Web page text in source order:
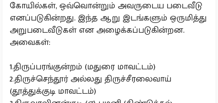
கோயில்கள், ஒவ்வொன்றும் அவருடைய படைவீடு
எனப்படுகின்றது. இந்த ஆறு இடங்களும் ஒருமித்து
அறுபடைவீடுகள் என அழைக்கப்படுகின்றன.
அவைகள்:
1.திருப்பரங்குன்றம் (மதுரை மாவட்டம்)
2.திருச்செந்தூர் அல்லது திருச்சீரலைவாய்
(தூத்துக்குடி மாவட்டம்)